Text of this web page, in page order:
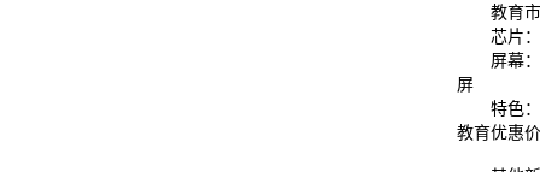
教育市
芯片：
屏幕：
屏
特色：
教育优惠